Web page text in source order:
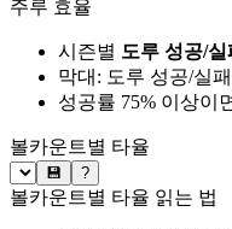
주루 효율
시즌별 도루 성공/실
막대: 도루 성공/실
성공률 75% 이상이
볼카운트별 타율
💾 ?
볼카운트별 타율 읽는 법